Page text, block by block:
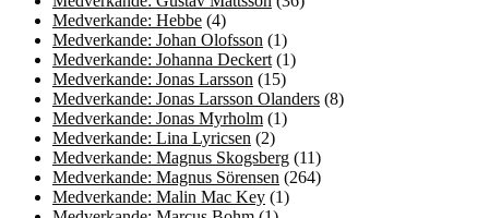
Medverkande: Hebbe (4)
Medverkande: Johan Olofsson (1)
Medverkande: Johanna Deckert (1)
Medverkande: Jonas Larsson (15)
Medverkande: Jonas Larsson Olanders (8)
Medverkande: Jonas Myrholm (1)
Medverkande: Lina Lyricsen (2)
Medverkande: Magnus Skogsberg (11)
Medverkande: Magnus Sörensen (264)
Medverkande: Malin Mac Key (1)